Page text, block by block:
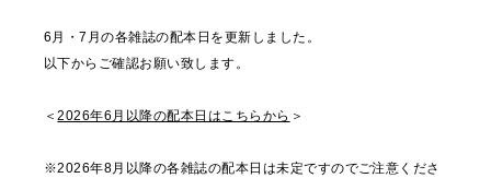
6月・7月の各雑誌の配本日を更新しました。
以下からご確認お願い致します。
＜2026年6月以降の配本日はこちらから ＞
※2026年8月以降の各雑誌の配本日は未定ですのでご注意くださ